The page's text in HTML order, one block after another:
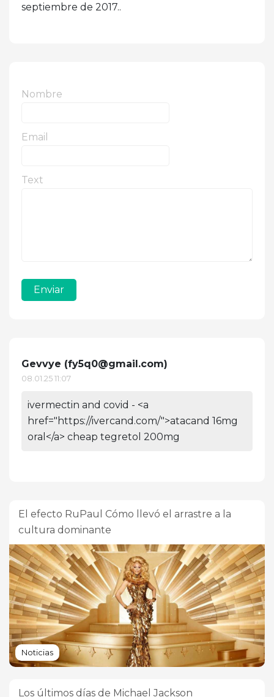
septiembre de 2017..
Nombre
Email
Text
Enviar
Gevvye (fy5q0@gmail.com)
08.01.25 11:07
ivermectin and covid - <a
href="https://ivercand.com/">atacand 16mg
oral</a> cheap tegretol 200mg
El efecto RuPaul Cómo llevó el arrastre a la
cultura dominante
Noticias
Los últimos días de Michael Jackson